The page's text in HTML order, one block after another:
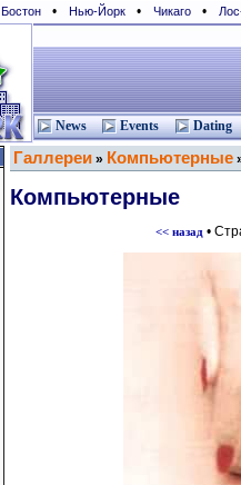
Бостон • Нью-Йорк • Чикаго •
News Events Dating
Галлереи » Компьютерные
Компьютерные
<< назад•